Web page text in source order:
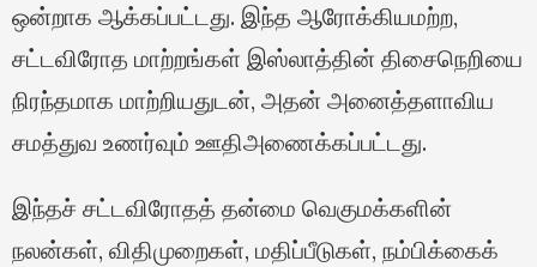
ஒன்றாக ஆக்கப்பட்டது. இந்த ஆரோக்கியமற்ற,
சட்டவிரோத மாற்றங்கள் இஸ்லாத்தின் திசைநெறியை
நிரந்தமாக மாற்றியதுடன், அதன் அனைத்தளாவிய
சமத்துவ உணர்வும் ஊதிஅணைக்கப்பட்டது.
இந்தச் சட்டவிரோதத் தன்மை வெகுமக்களின்
நலன்கள், விதிமுறைகள், மதிப்பீடுகள், நம்பிக்கைக்